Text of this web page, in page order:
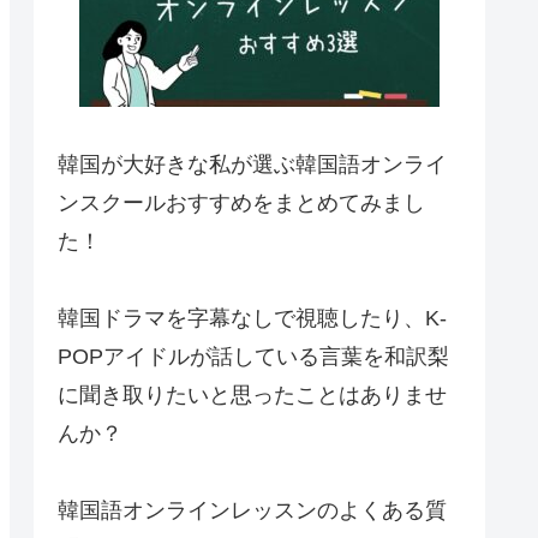
韓国が大好きな私が選ぶ韓国語オンライ
ンスクールおすすめをまとめてみまし
た！
韓国ドラマを字幕なしで視聴したり、K-
POPアイドルが話している言葉を和訳梨
に聞き取りたいと思ったことはありませ
んか？
韓国語オンラインレッスンのよくある質